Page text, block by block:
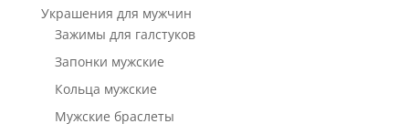
Украшения для мужчин
Зажимы для галстуков
Запонки мужские
Кольца мужские
Мужские браслеты